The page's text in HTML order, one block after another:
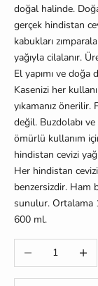
doğal halinde.
gerçek hindistan
kabukları
yağıyla cilalanır.
El yapımı ve doğa
Kasenizi her
yıkamanız önerilir.
değil. Buzdolabı
ömürlü kullanım
hindistan cevizi
Her hindistan
benzersizdir. Ham
sunulur. Ortalama
600 ml.
Miktarı azalt